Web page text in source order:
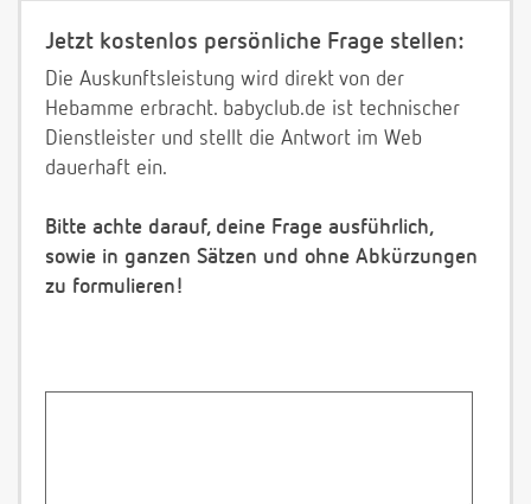
Jetzt kostenlos persönliche Frage stellen:
Die Auskunftsleistung wird direkt von der
Hebamme erbracht. babyclub.de ist technischer
Dienstleister und stellt die Antwort im Web
dauerhaft ein.
Bitte achte darauf, deine Frage ausführlich,
sowie in ganzen Sätzen und ohne Abkürzungen
zu formulieren!